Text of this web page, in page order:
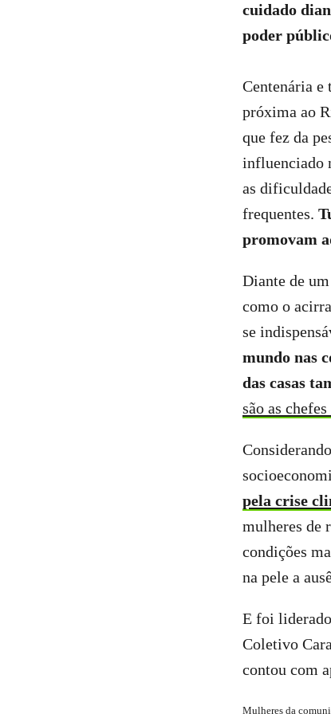
cuidado
poder
Centenária e
próxima ao
que fez da
influenciado
as
frequentes.
promovam
Diante de
como o
se
mundo nas
das casas
são as
pela crise
mulheres de
condições
na pele a
E foi
Coletivo
contou com
Mulheres da